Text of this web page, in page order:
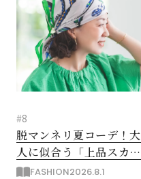
#8
脱マンネリ夏コーデ！大
人に似合う「上品スカー
フの巻き方アレンジ」3
FASHION2026.8.1